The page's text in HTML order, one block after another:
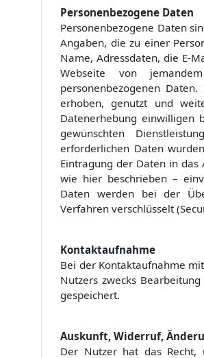
Personenbezogene Daten
Personenbezogene Daten
Angaben, die zu einer
Name, Adressdaten, die E-
Webseite von
personenbezogenen
erhoben, genutzt und
Datenerhebung einwilligen
gewünschten
erforderlichen Daten
Eintragung der Daten in
wie hier beschrieben –
Daten werden bei der
Verfahren verschlüsselt
Kontaktaufnahme
Bei der Kontaktaufnahme
Nutzers zwecks
gespeichert.
Auskunft, Widerruf,
Der Nutzer hat das Recht,